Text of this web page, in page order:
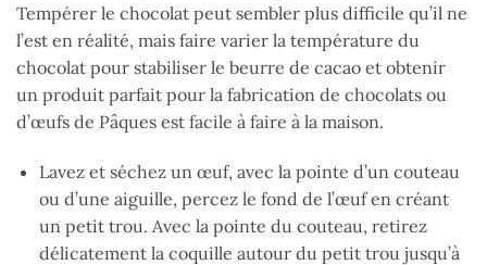
Tempérer le chocolat peut sembler plus difficile qu’il ne
l’est en réalité, mais faire varier la température du
chocolat pour stabiliser le beurre de cacao et obtenir
un produit parfait pour la fabrication de chocolats ou
d’œufs de Pâques est facile à faire à la maison.
Lavez et séchez un œuf, avec la pointe d’un couteau
ou d’une aiguille, percez le fond de l’œuf en créant
un petit trou. Avec la pointe du couteau, retirez
délicatement la coquille autour du petit trou jusqu’à